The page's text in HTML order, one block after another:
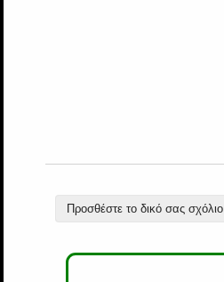
Προσθέστε το δικό σας σχόλιο